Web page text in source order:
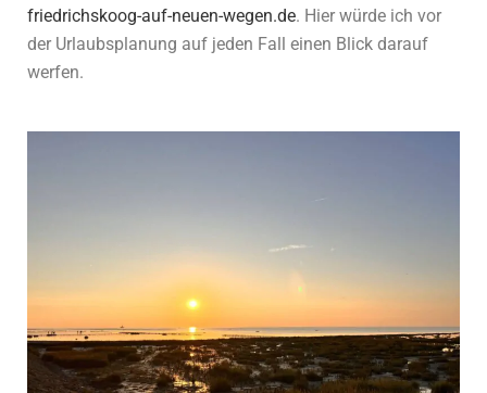
friedrichskoog-auf-neuen-wegen.de. Hier würde ich vor
der Urlaubsplanung auf jeden Fall einen Blick darauf
werfen.